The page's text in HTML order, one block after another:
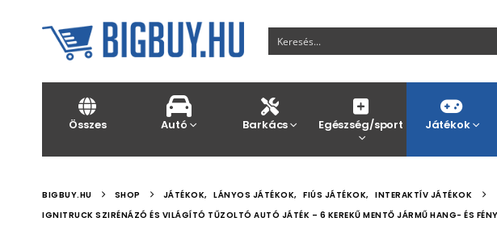
Összes Autó Barkács Egészség/sport Játékok
BIGBUY.HU SHOP JÁTÉKOK, LÁNYOS JÁTÉKOK, FIÚS JÁTÉKOK, INTERAKTÍV JÁTÉKOK
IGNITRUCK SZIRÉNÁZÓ ÉS VILÁGÍTÓ TŰZOLTÓ AUTÓ JÁTÉK – 6 KEREKŰ MENTŐ JÁRMŰ HANG- ÉS